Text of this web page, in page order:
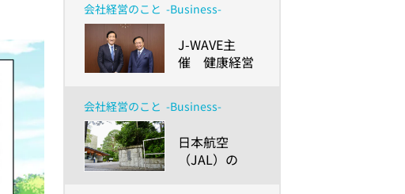
た学生の気づ
きとは！？～
成城大学経済
学部生が学ん
「健康経営」
ていくポイン
ト～
会社経営のこと -Business-
​J-WAVE主
催 健康経営
黒岩知事とア
クサ生命社長
の安渕が対談
会社経営のこと -Business-
​日本航空
（JAL）の